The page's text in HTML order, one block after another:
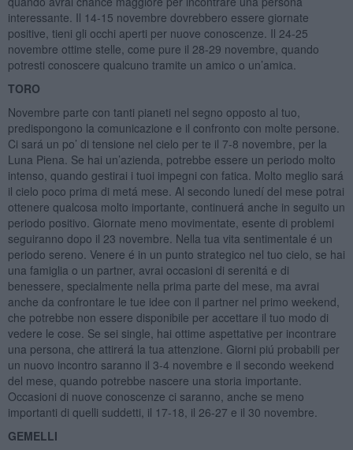
interessante. Il 14-15 novembre dovrebbero essere giornate
positive, tieni gli occhi aperti per nuove conoscenze. Il 24-25
novembre ottime stelle, come pure il 28-29 novembre, quando
potresti conoscere qualcuno tramite un amico o un’amica.
TORO
Novembre parte con tanti pianeti nel segno opposto al tuo,
predispongono la comunicazione e il confronto con molte persone.
Ci sará un po’ di tensione nel cielo per te il 7-8 novembre, per la
Luna Piena. Se hai un’azienda, potrebbe essere un periodo molto
intenso, quando gestirai i tuoi impegni con fatica. Molto meglio sará
il cielo poco prima di metá mese. Al secondo lunedí del mese potrai
ottenere qualcosa molto importante, continuerá anche in seguito un
periodo positivo. Giornate meno movimentate, esente di problemi
seguiranno dopo il 23 novembre. Nella tua vita sentimentale é un
periodo sereno. Venere é in un punto strategico nel tuo cielo, se hai
una famiglia o un partner, avrai occasioni di serenitá e di
benessere, specialmente nella prima parte del mese, ma avrai
anche da confrontare le tue idee con il partner nel primo weekend,
che potrebbe non essere disponibile per accettare il tuo modo di
vedere le cose. Se sei single, hai ottime aspettative per incontrare
una persona, che attirerá la tua attenzione. Giorni piú probabili per
un nuovo incontro saranno il 3-4 novembre e il secondo weekend
del mese, quando potrebbe nascere una storia importante.
Occasioni di nuove conoscenze ci saranno, anche se meno
importanti di quelli suddetti, il 17-18, il 26-27 e il 30 novembre.
GEMELLI